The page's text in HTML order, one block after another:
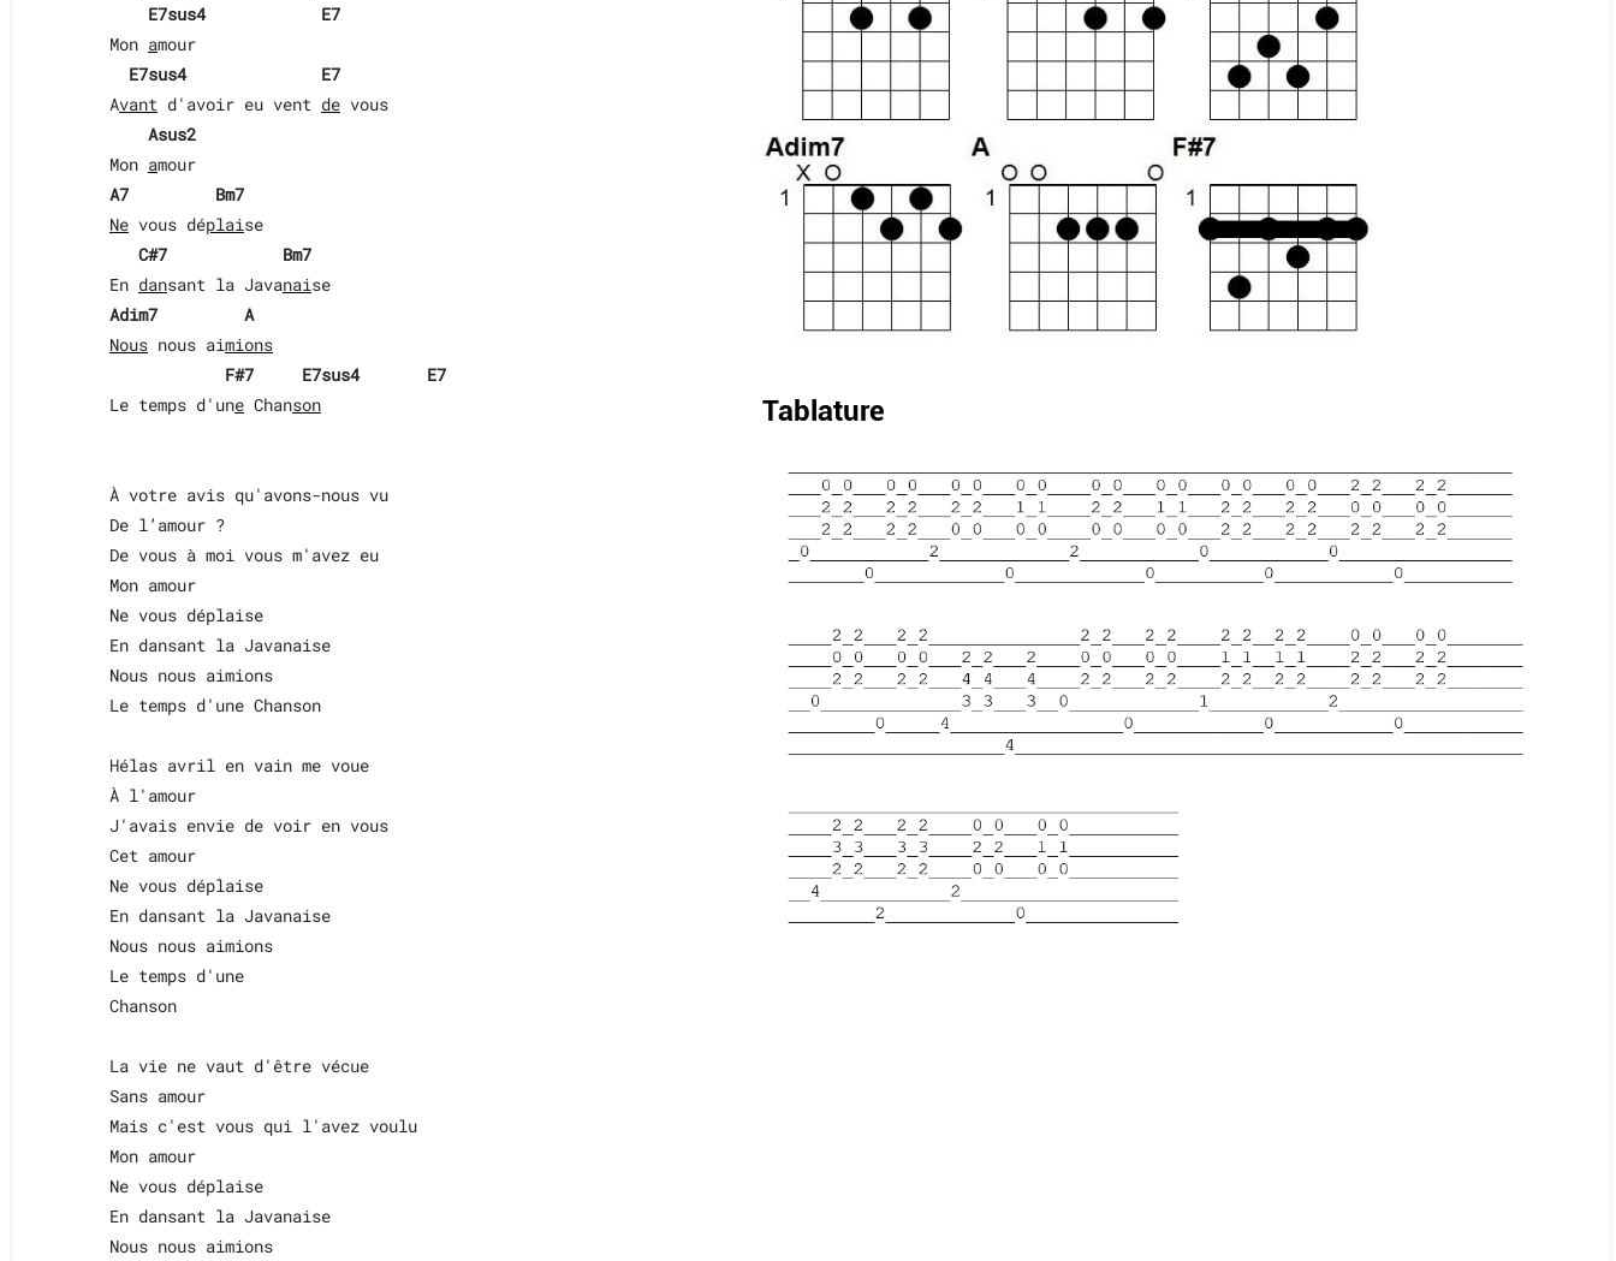
E7sus4
E7
Mon amour
E7sus4
E7
Avant d'avoir eu vent de vous
Asus2
Mon a
A7
Bm7
Ne vous déplaise
C#7
Bm7
En dansant la Javanai
Adim7
A
Nous nous aimions
F#7
E7sus4
E7
Le temps d'une Chanson
À votre avis qu'avons-nous vu
De l’amour ?
De vous à moi vous m'avez eu
Mon amour
Ne vous déplaise
En dansant la Javanaise
Nous nous aimions
Le temps d'une Chanson
Hélas avril en vain me voue
À l'amour
J'avais envie de voir en vous
Cet amour
Ne vous déplaise
En dansant la Javanaise
Nous nous aimions
Le temps d'une
Chanson
La vie ne vaut d'être vécue
Sans amour
Mais c'est vous qui l'avez voulu
Mon amour
Ne vous déplaise
En dansant la Javanaise
Nous nous aimions
Tablature